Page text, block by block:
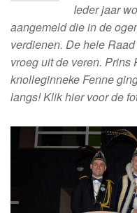
Ieder jaar
aangemeld die in de
verdienen. De hele
vroeg uit de veren. Prins
knolleginneke Fenne
langs! Klik hier voor de